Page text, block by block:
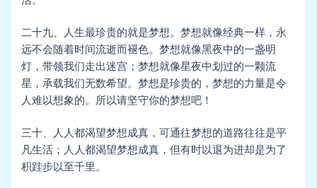
二十九、人生最珍贵的就是梦想。梦想就像经典一样，永
远不会随着时间流逝而褪色。梦想就像黑夜中的一盏明
灯，带领我们走出迷宫；梦想就像星夜中划过的一颗流
星，承载我们无数希望。梦想是珍贵的，梦想的力量是令
人难以想象的。所以请坚守你的梦想吧！
三十、人人都渴望梦想成真，可通往梦想的道路往往是平
凡生活；人人都渴望梦想成真，但有时以退为进却是为了
积跬步以至千里。